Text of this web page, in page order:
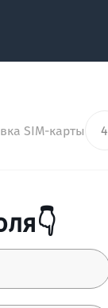
SIM-карты 4